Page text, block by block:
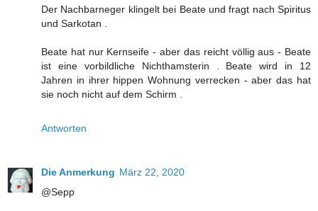
Der Nachbarneger klingelt bei Beate und fragt nach Spiritus
und Sarkotan .
Beate hat nur Kernseife - aber das reicht völlig aus - Beate
ist eine vorbildliche Nichthamsterin . Beate wird in 12
Jahren in ihrer hippen Wohnung verrecken - aber das hat
sie noch nicht auf dem Schirm .
Antworten
Die Anmerkung März 22, 2020
@Sepp